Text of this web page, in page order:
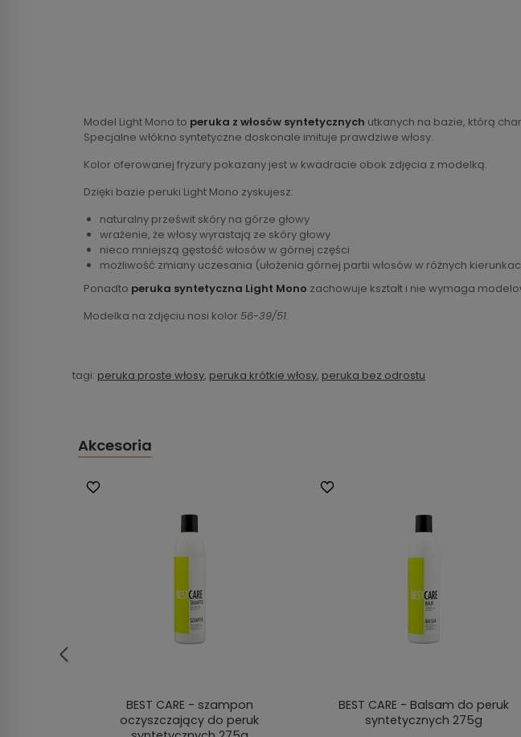
Model Light Mono to peruka z włosów syntetycznych utkanych na bazie, którą
Specjalne włókno syntetyczne doskonale imituje prawdziwe włosy.
Kolor oferowanej fryzury pokazany jest w kwadracie obok zdjęcia z modelką.
Dzięki bazie peruki Light Mono zyskujesz:
naturalny prześwit skóry na górze głowy
wrażenie, że włosy wyrastają ze skóry głowy
nieco mniejszą gęstość włosów w górnej części
możliwość zmiany uczesania (ułożenia górnej partii włosów w różnych
Ponadto peruka syntetyczna Light Mono zachowuje kształt i nie wymaga
Modelka na zdjęciu nosi kolor 56-39/51.
tagi: peruka proste włosy, peruka krótkie włosy, peruka bez odrostu
Akcesoria
BEST CARE - szampon
oczyszczający do peruk
BEST CARE - Balsam do peruk
syntetycznych 275g